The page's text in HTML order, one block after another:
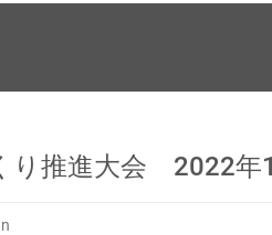
推進大会 2022年